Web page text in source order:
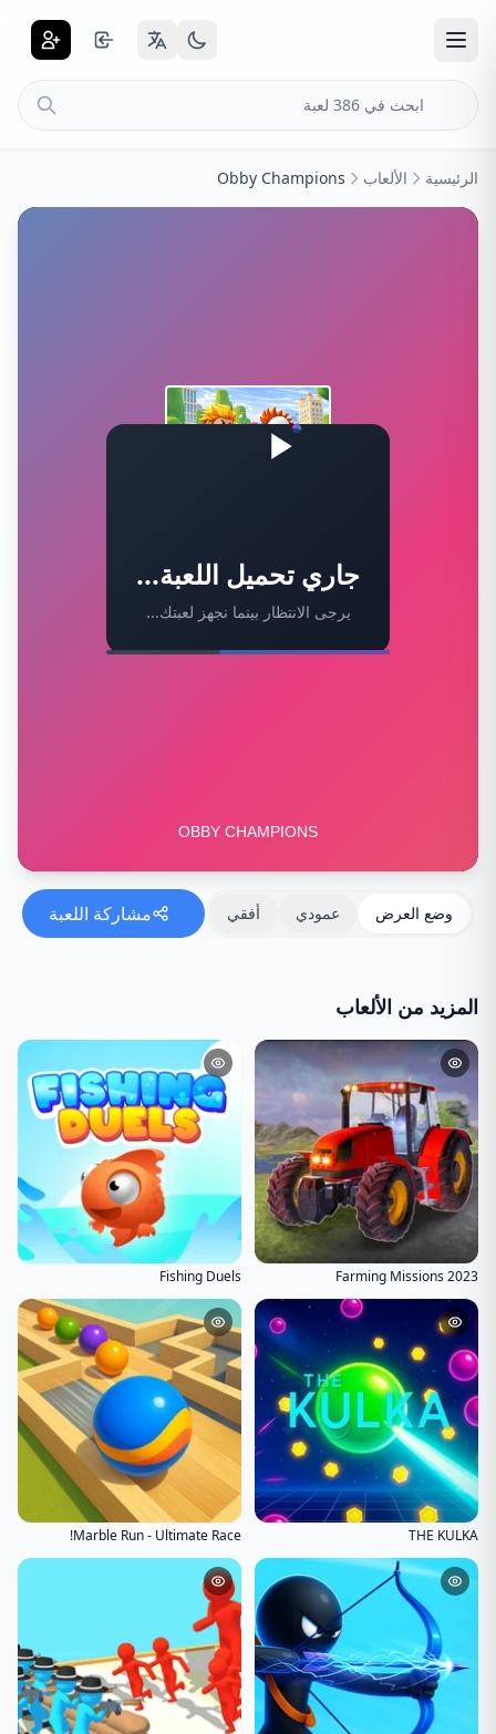
الرئيسية الألعاب Obby Champions
جاري تحميل اللعبة...
يرجى الانتظار بينما نجهز لعبتك...
وضع العرض عمودي أفقي مشاركة اللعبة
المزيد من الألعاب
Farming Missions 2023
Fishing Duels
THE KULKA
Marble Run - Ultimate Race!